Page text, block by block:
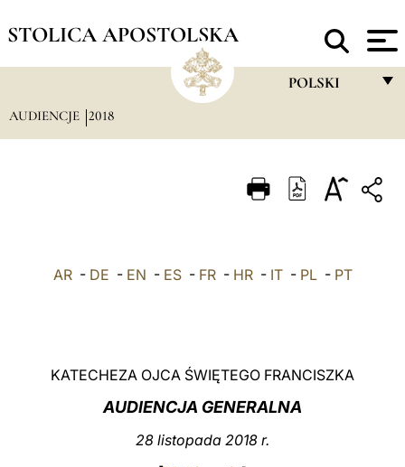
STOLICA APOSTOLSKA
POLSKI
ITALIANO
中文
AUDIENCJE 2018
AR- DE - EN - ES- FR- HR- IT- PL- PT
KATECHEZA OJCA ŚWIĘTEGO FRANCISZKA
AUDIENCJA GENERALNA
28 listopada 2018 r.